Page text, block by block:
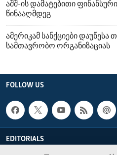
აშშ-ის დამატებითი
წინააღმდეგ
ამერიკამ სანქციები
სამთავრობო ორგანიზაციას
FOLLOW US
EDITORIALS